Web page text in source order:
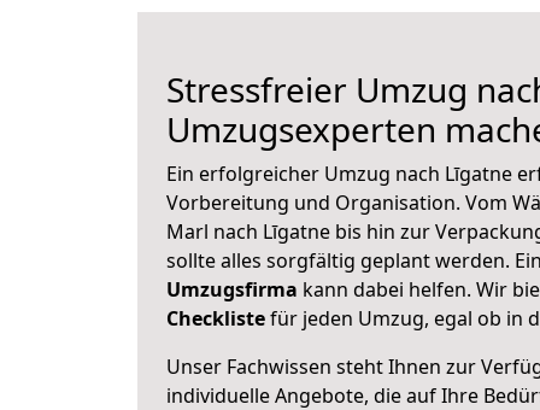
Stressfreier Umzug
Umzugsexperten
Ein erfolgreicher Umzug nach Līgatne
Vorbereitung und Organisation. Vom
Marl nach Līgatne bis hin zur
sollte alles sorgfältig geplant werden.
Umzugsfirma kann dabei helfen. Wir
Checklistefür jeden Umzug, egal ob in
Unser Fachwissen steht Ihnen zur
individuelle Angebote, die auf Ihre